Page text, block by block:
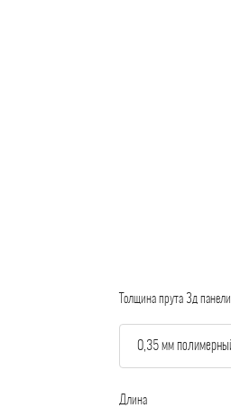
Толщина прута 3д панели
Длина